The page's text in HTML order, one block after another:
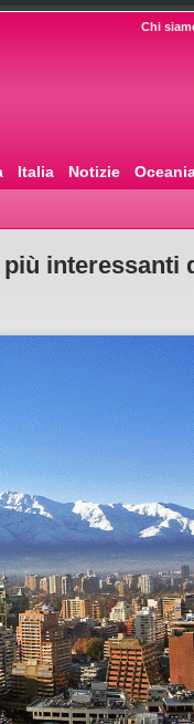
Chi
Italia Notizie
interessanti